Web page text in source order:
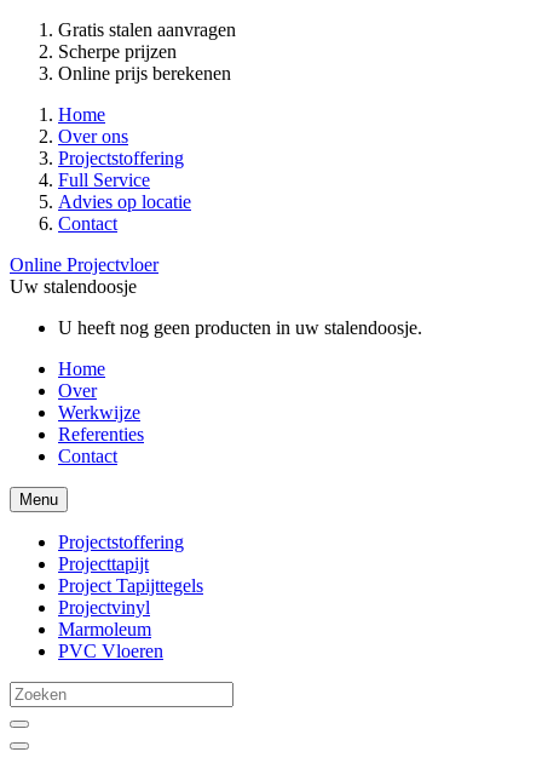
Gratis stalen aanvragen
Scherpe prijzen
Online prijs berekenen
Home
Over ons
Projectstoffering
Full Service
Advies op locatie
Contact
Online Projectvloer
Uw stalendoosje
U heeft nog geen producten in uw stalendoosje.
Home
Over
Werkwijze
Referenties
Contact
Menu
Projectstoffering
Projecttapijt
Project Tapijttegels
Projectvinyl
Marmoleum
PVC Vloeren